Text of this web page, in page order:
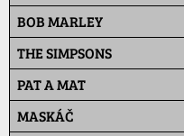
BOB MARLEY
THE SIMPSONS
PAT A MAT
MASKÁČ